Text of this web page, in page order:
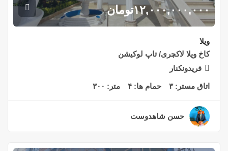
۱۲,۰۰۰,۰۰۰,۰۰۰تومان
ویلا
کاخ ویلا لاکچری/ تاپ لوکیشن
فریدونکنار
اتاق مستر:۳ حمام ها: ۴ متر: ۳۰۰
حسن شاهدوست